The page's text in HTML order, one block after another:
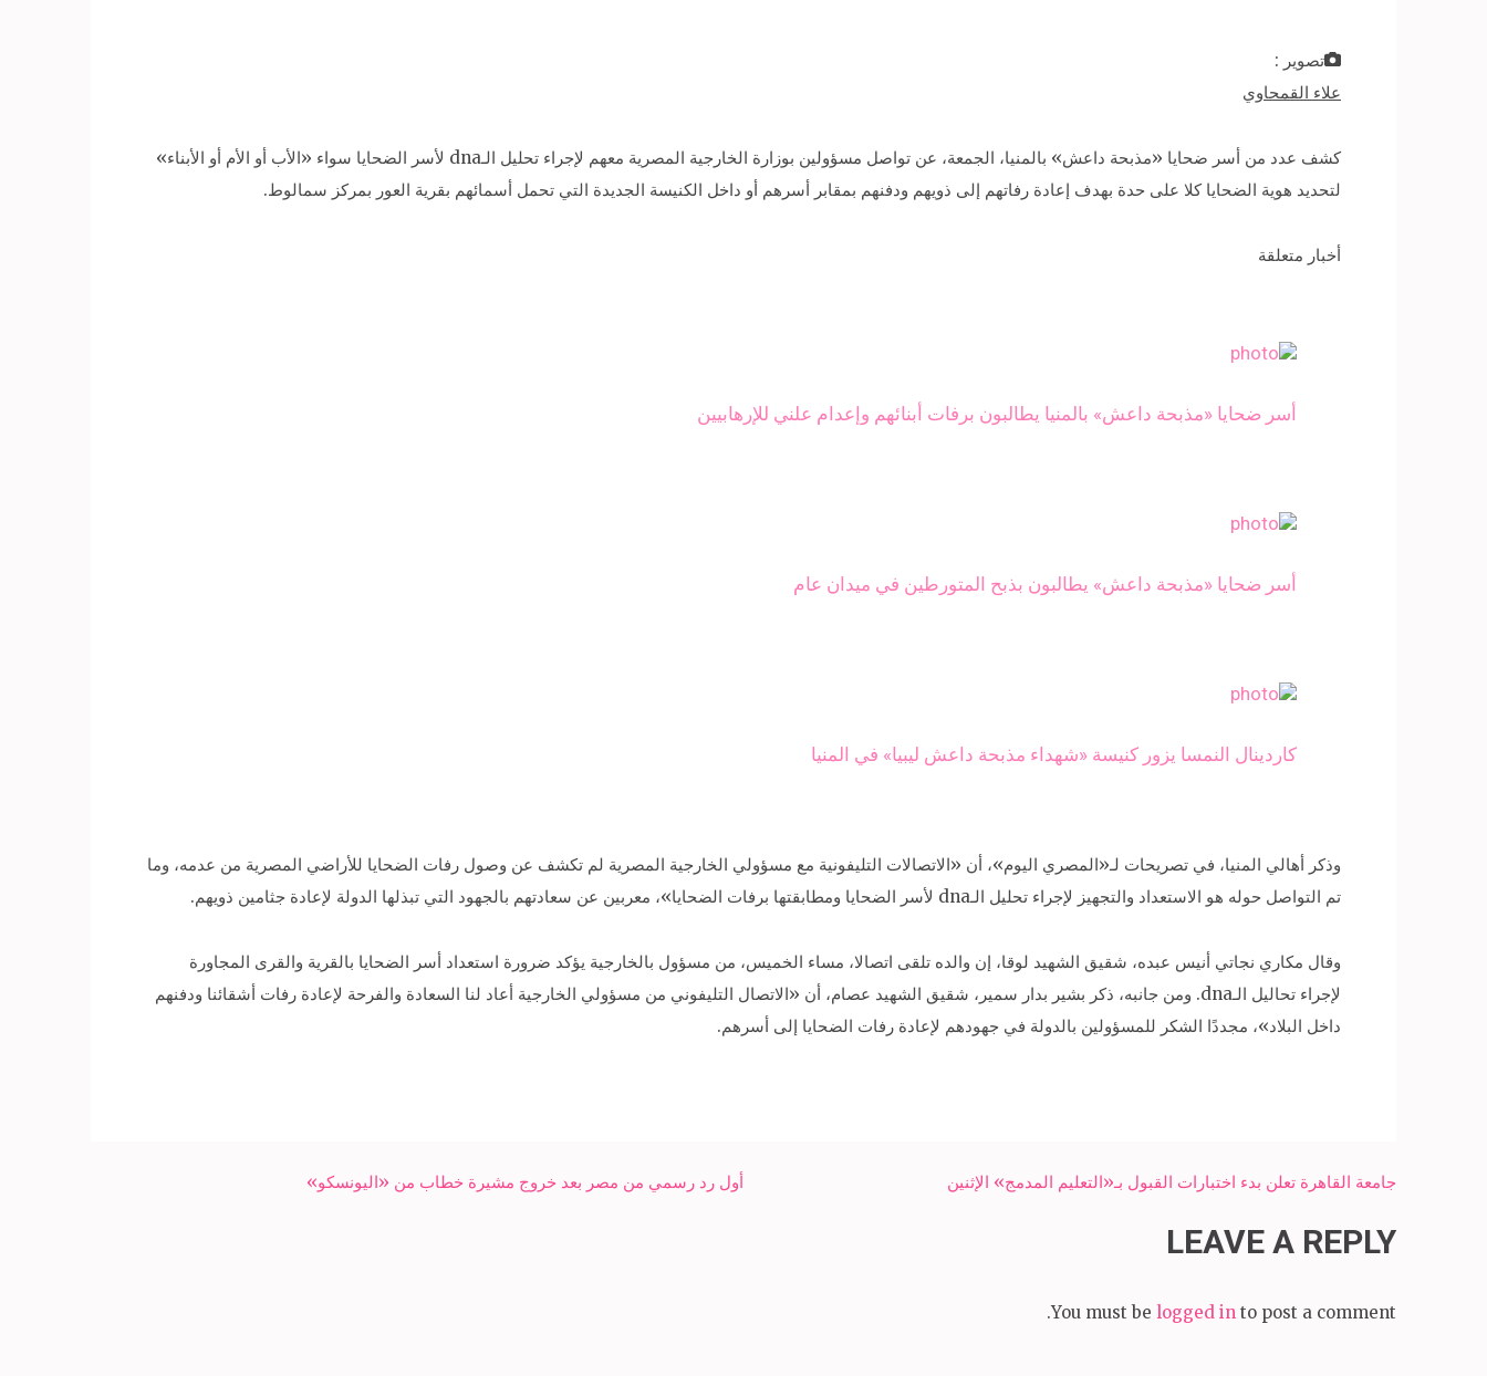
تصوير :
علاء القمحاوي
كشف عدد من أسر ضحايا «مذبحة داعش» بالمنيا، الجمعة، عن تواصل مسؤولين بوزارة الخارجية المصرية معهم لإجراء تحليل الـdna لأسر الضحايا سواء «الأب أو الأم أو الأبناء»
لتحديد هوية الضحايا كلا على حدة بهدف إعادة رفاتهم إلى ذويهم ودفنهم بمقابر أسرهم أو داخل الكنيسة الجديدة التي تحمل أسمائهم بقرية العور بمركز سمالوط.
أخبار متعلقة
أسر ضحايا «مذبحة داعش» بالمنيا يطالبون برفات أبنائهم وإعدام علني للإرهابيين
أسر ضحايا «مذبحة داعش» يطالبون بذبح المتورطين في ميدان عام
كاردينال النمسا يزور كنيسة «شهداء مذبحة داعش ليبيا» في المنيا
وذكر أهالي المنيا، في تصريحات لـ«المصري اليوم»، أن «الاتصالات التليفونية مع مسؤولي الخارجية المصرية لم تكشف عن وصول رفات الضحايا للأراضي المصرية من عدمه، وما
تم التواصل حوله هو الاستعداد والتجهيز لإجراء تحليل الـdna لأسر الضحايا ومطابقتها برفات الضحايا»، معربين عن سعادتهم بالجهود التي تبذلها الدولة لإعادة جثامين ذويهم.
وقال مكاري نجاتي أنيس عبده، شقيق الشهيد لوقا، إن والده تلقى اتصالا، مساء الخميس، من مسؤول بالخارجية يؤكد ضرورة استعداد أسر الضحايا بالقرية والقرى المجاورة
لإجراء تحاليل الـdna. ومن جانبه، ذكر بشير بدار سمير، شقيق الشهيد عصام، أن «الاتصال التليفوني من مسؤولي الخارجية أعاد لنا السعادة والفرحة لإعادة رفات أشقائنا ودفنهم
داخل البلاد»، مجددًا الشكر للمسؤولين بالدولة في جهودهم لإعادة رفات الضحايا إلى أسرهم.
Post
أول رد رسمي من مصر بعد خروج مشيرة خطاب من «اليونسكو» جامعة القاهرة تعلن بدء اختبارات القبول بـ«التعليم المدمج» الإثنين
LEAVE A REPLY
You must be logged in to post a comment.